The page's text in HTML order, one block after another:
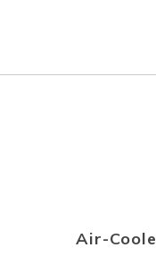
Air-